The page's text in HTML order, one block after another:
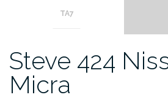
TA7
Steve 424
Micra